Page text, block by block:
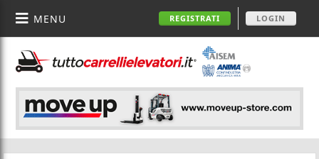
REGISTRATI LOGIN
MENU